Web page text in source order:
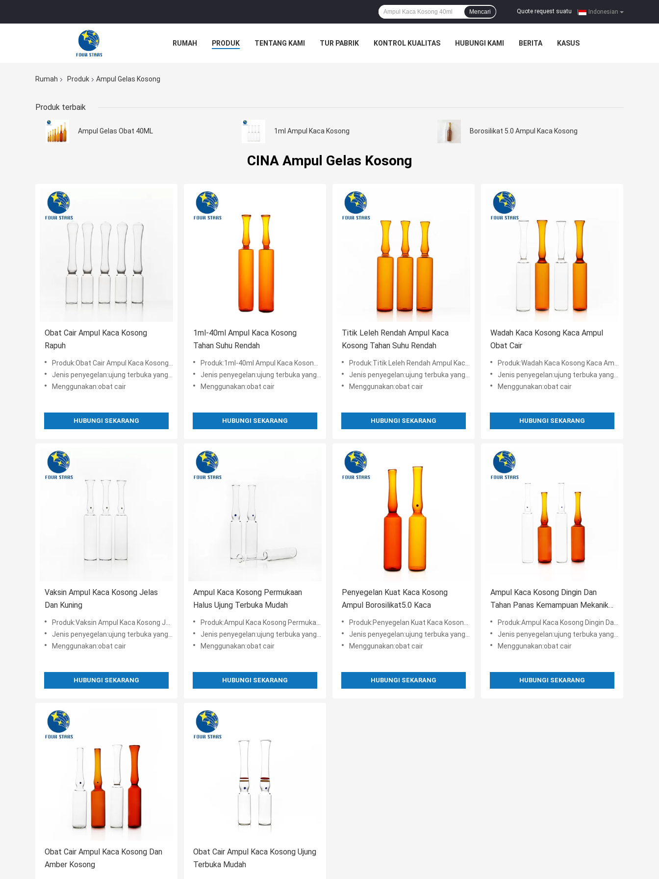
Indonesian
Quote request suatu
Mencari
RUMAH PRODUK TENTANG KAMI TUR PABRIK KONTROL KUALITAS HUBUNGI KAMI BERITA KASUS
Rumah Produk Ampul Gelas Kosong
Produk terbaik
Ampul Gelas Obat 40ML 1ml Ampul Kaca Kosong Borosilikat 5.0 Ampul Kaca Kosong
CINA Ampul Gelas Kosong
Obat Cair Ampul Kaca Kosong
Rapuh
Produk:Obat Cair Ampul Kaca Kosong Rapuh
Jenis penyegelan:ujung terbuka yang mudah
Menggunakan:obat cair
HUBUNGI SEKARANG
1ml-40ml Ampul Kaca Kosong
Tahan Suhu Rendah
Produk:1ml-40ml Ampul Kaca Kosong Tahan Suhu Rendah
Jenis penyegelan:ujung terbuka yang mudah
Menggunakan:obat cair
HUBUNGI SEKARANG
Titik Leleh Rendah Ampul Kaca
Kosong Tahan Suhu Rendah
Produk:Titik Leleh Rendah Ampul Kaca Kosong Tahan Suhu Rendah
Jenis penyegelan:ujung terbuka yang mudah
Menggunakan:obat cair
HUBUNGI SEKARANG
Wadah Kaca Kosong Kaca Ampul
Obat Cair
Produk:Wadah Kaca Kosong Kaca Ampul Obat Cair
Jenis penyegelan:ujung terbuka yang mudah
Menggunakan:obat cair
HUBUNGI SEKARANG
Vaksin Ampul Kaca Kosong Jelas
Dan Kuning
Produk:Vaksin Ampul Kaca Kosong Jelas Dan Kuning
Jenis penyegelan:ujung terbuka yang mudah
Menggunakan:obat cair
HUBUNGI SEKARANG
Ampul Kaca Kosong Permukaan
Halus Ujung Terbuka Mudah
Produk:Ampul Kaca Kosong Permukaan Halus Ujung Terbuka Mudah
Jenis penyegelan:ujung terbuka yang mudah
Menggunakan:obat cair
HUBUNGI SEKARANG
Penyegelan Kuat Kaca Kosong
Ampul Borosilikat5.0 Kaca
Produk:Penyegelan Kuat Kaca Kosong Ampul Borosilikat5.0 Kaca
Jenis penyegelan:ujung terbuka yang mudah
Menggunakan:obat cair
HUBUNGI SEKARANG
Ampul Kaca Kosong Dingin Dan
Tahan Panas Kemampuan Mekanik
Yang Kuat
Produk:Ampul Kaca Kosong Dingin Dan Tahan Panas Kemampuan Mekanik Yang Kuat
Jenis penyegelan:ujung terbuka yang mudah
Menggunakan:obat cair
HUBUNGI SEKARANG
Obat Cair Ampul Kaca Kosong Dan
Amber Kosong
Obat Cair Ampul Kaca Kosong Ujung
Terbuka Mudah